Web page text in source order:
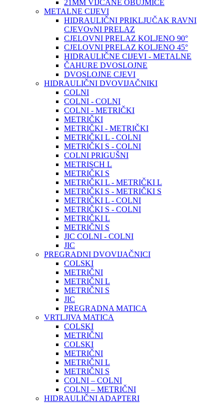
21MM VIJČANE OBUJMICE
METALNE CIJEVI
HIDRAULIČNI PRIKLJUČAK RAVNI
CJEVOvNI PRELAZ
CJELOVNI PRELAZ KOLJENO 90°
CJELOVNI PRELAZ KOLJENO 45°
HIDRAULIČNE CIJEVI - METALNE
ČAHURE DVOSLOJNE
DVOSLOJNE CJEVI
HIDRAULIČNI DVOVIJAČNIKI
COLNI
COLNI - COLNI
COLNI - METRIČKI
METRIČKI
METRIČKI - METRIČKI
METRIČKI L - COLNI
METRIČKI S - COLNI
COLNI PRIGUŠNI
METRISCH L
METRIČKI S
METRIČKI L - METRIČKI L
METRIČKI S - METRIČKI S
METRIČKI L - COLNI
METRIČKI S - COLNI
METRIČKI L
METRIČNI S
JIC COLNI - COLNI
JIC
PREGRADNI DVOVIJAČNICI
COLSKI
METRIČNI
METRIČNI L
METRIČNI S
JIC
PREGRADNA MATICA
VRTLJIVA MATICA
COLSKI
METRIČNI
COLSKI
METRIČNI
METRIČNI L
METRIČNI S
COLNI – COLNI
COLNI – METRIČNI
HIDRAULIČNI ADAPTERI